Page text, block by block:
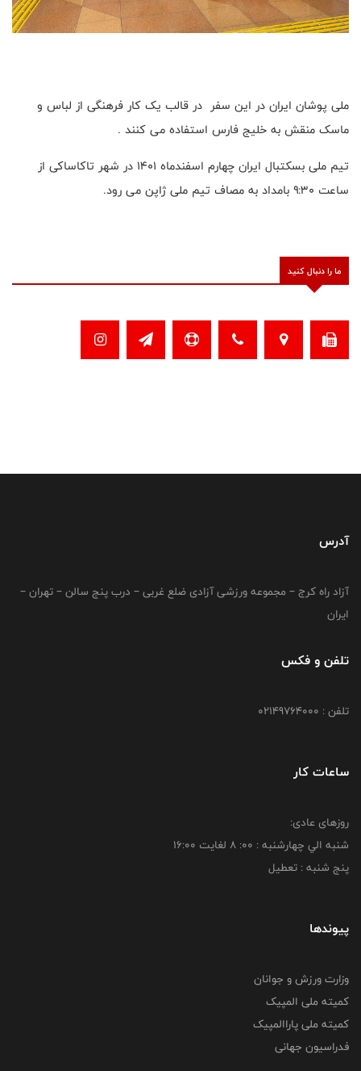
ملی پوشان ایران در این سفر در قالب یک کار فرهنگی از لباس و
ماسک منقش به خلیج فارس استفاده می کنند .
تیم ملی بسکتبال ایران چهارم اسفندماه ۱۴۰۱ در شهر تاکاساکی از
ساعت ۹:۳۰ بامداد به مصاف تیم ملی ژاپن می رود.
ما را دنبال کنید
آدرس
آزاد راه کرج – مجموعه ورزشی آزادی ضلع غربی – درب پنج سالن – تهران –
ایران
تلفن و فکس
تلفن : 02149764000
ساعات کار
روزهای عادی:
شنبه الي چهارشنبه : 00: 8 لغايت 16:00
پنج شنبه : تعطیل
پیوندها
وزارت ورزش و جوانان
کمیته ملی المپیک
کمیته ملی پاراالمپیک
فدراسیون جهانی